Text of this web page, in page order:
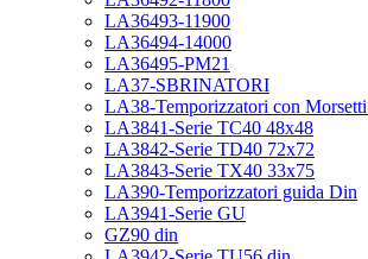
LA36493-11900
LA36494-14000
LA36495-PM21
LA37-SBRINATORI
LA38-Temporizzatori con
LA3841-Serie TC40 48x48
LA3842-Serie TD40 72x72
LA3843-Serie TX40 33x75
LA390-Temporizzatori guida Din
LA3941-Serie GU
GZ90 din